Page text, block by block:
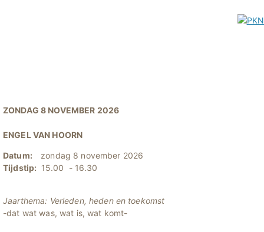
ZONDAG 8 NOVEMBER 2026
ENGEL VAN HOORN
Datum:
zondag 8 november 2026
Tijdstip: 15.00 - 16.30
Jaarthema: Verleden, heden en toekomst
-dat wat was, wat is, wat komt-